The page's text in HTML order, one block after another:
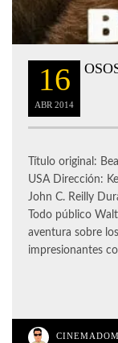
16
ABR 2014
Título original:
USA Dirección:
John C. Reilly
Todo público
aventura sobre
impresionantes